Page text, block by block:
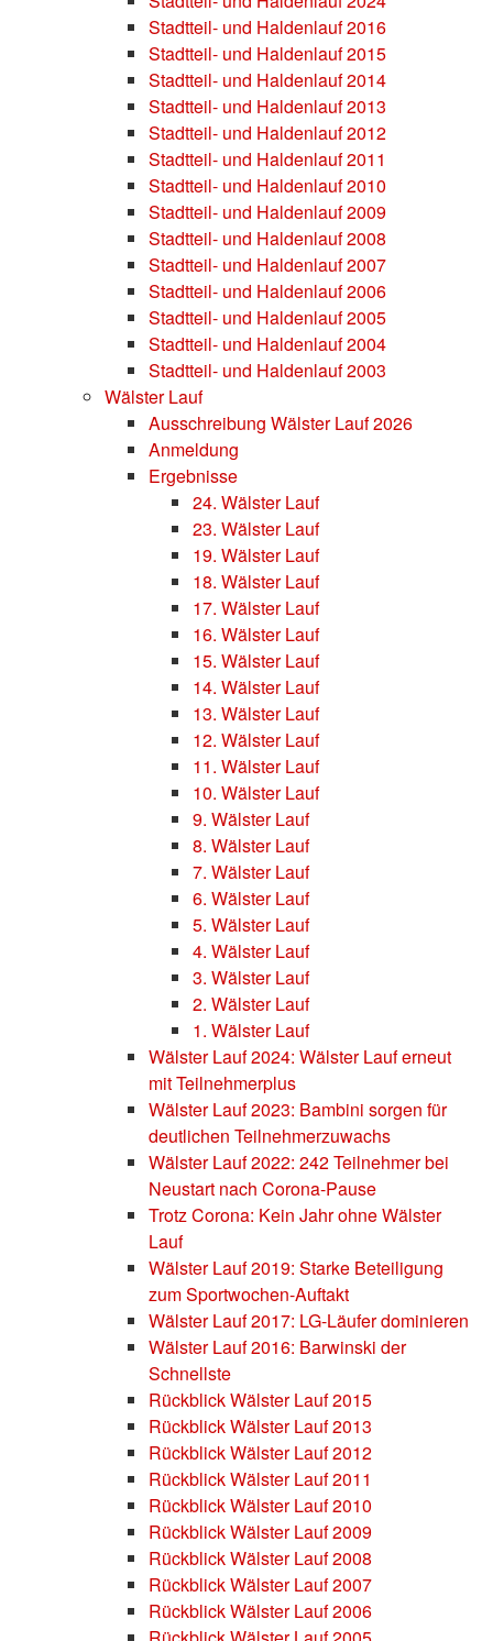
Stadtteil- und Haldenlauf 2016
Stadtteil- und Haldenlauf 2015
Stadtteil- und Haldenlauf 2014
Stadtteil- und Haldenlauf 2013
Stadtteil- und Haldenlauf 2012
Stadtteil- und Haldenlauf 2011
Stadtteil- und Haldenlauf 2010
Stadtteil- und Haldenlauf 2009
Stadtteil- und Haldenlauf 2008
Stadtteil- und Haldenlauf 2007
Stadtteil- und Haldenlauf 2006
Stadtteil- und Haldenlauf 2005
Stadtteil- und Haldenlauf 2004
Stadtteil- und Haldenlauf 2003
Wälster Lauf
Ausschreibung Wälster Lauf 2026
Anmeldung
Ergebnisse
24. Wälster Lauf
23. Wälster Lauf
19. Wälster Lauf
18. Wälster Lauf
17. Wälster Lauf
16. Wälster Lauf
15. Wälster Lauf
14. Wälster Lauf
13. Wälster Lauf
12. Wälster Lauf
11. Wälster Lauf
10. Wälster Lauf
9. Wälster Lauf
8. Wälster Lauf
7. Wälster Lauf
6. Wälster Lauf
5. Wälster Lauf
4. Wälster Lauf
3. Wälster Lauf
2. Wälster Lauf
1. Wälster Lauf
Wälster Lauf 2024: Wälster Lauf erneut
mit Teilnehmerplus
Wälster Lauf 2023: Bambini sorgen für
deutlichen Teilnehmerzuwachs
Wälster Lauf 2022: 242 Teilnehmer bei
Neustart nach Corona-Pause
Trotz Corona: Kein Jahr ohne Wälster
Lauf
Wälster Lauf 2019: Starke Beteiligung
zum Sportwochen-Auftakt
Wälster Lauf 2017: LG-Läufer dominieren
Wälster Lauf 2016: Barwinski der
Schnellste
Rückblick Wälster Lauf 2015
Rückblick Wälster Lauf 2013
Rückblick Wälster Lauf 2012
Rückblick Wälster Lauf 2011
Rückblick Wälster Lauf 2010
Rückblick Wälster Lauf 2009
Rückblick Wälster Lauf 2008
Rückblick Wälster Lauf 2007
Rückblick Wälster Lauf 2006